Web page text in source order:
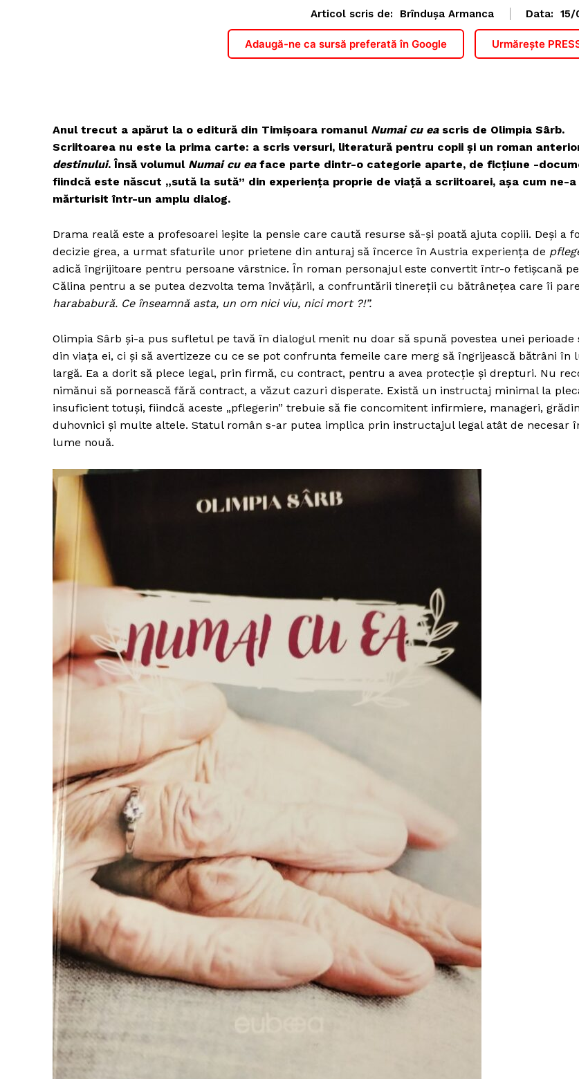
FREEDOM HOUSE
ROMÂNIA
Articol scris de: Brîndușa Armanca Data: 15/
Adaugă-ne ca sursă preferată în Google Urmărește
Anul trecut a apărut la o editură din Timișoara romanul Numai cu eascris de Olimpia Sârb.
Scriitoarea nu este la prima carte: a scris versuri, literatură pentru copii și un roman
destinului. Însă volumul Numai cu eaface parte dintr-o categorie aparte, de ficțiune -
fiindcă este născut „sută la sută” din experiența proprie de viață a scriitoarei, așa cum ne-a
mărturisit într-un amplu dialog.
Drama reală este a profesoarei ieșite la pensie care caută resurse să-și poată ajuta copiii. Deși a
decizie grea, a urmat sfaturile unor prietene din anturaj să încerce în Austria experiența de
adică îngrijitoare pentru persoane vârstnice. În roman personajul este convertit într-o fetișcană
Călina pentru a se putea dezvolta tema învățării, a confruntării tinereții cu bătrânețea care îi pare
harababură. Ce înseamnă asta, un om nici viu, nici mort ?!”.
Olimpia Sârb și-a pus sufletul pe tavă în dialogul menit nu doar să spună povestea unei perioade
din viața ei, ci și să avertizeze cu ce se pot confrunta femeile care merg să îngrijească bătrâni în
largă. Ea a dorit să plece legal, prin firmă, cu contract, pentru a avea protecție și drepturi. Nu
nimănui să pornească fără contract, a văzut cazuri disperate. Există un instructaj minimal la
insuficient totuși, fiindcă aceste „pflegerin” trebuie să fie concomitent infirmiere, manageri,
duhovnici și multe altele. Statul român s-ar putea implica prin instructajul legal atât de necesar
lume nouă.